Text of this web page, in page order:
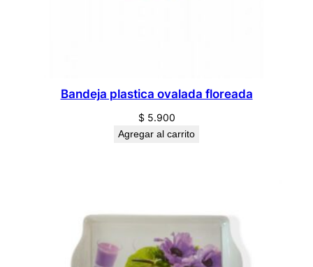
Bandeja plastica ovalada floreada
$5.900
Agregar al carrito